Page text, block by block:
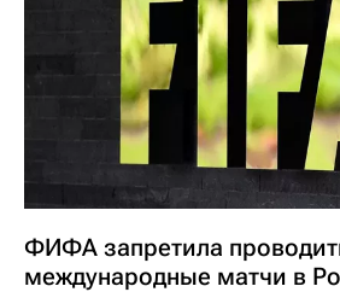
ФИФА запретила
международные матчи в